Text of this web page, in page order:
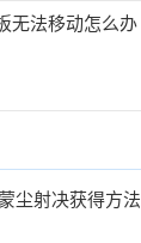
无法移动怎么办
尘射决获得方法